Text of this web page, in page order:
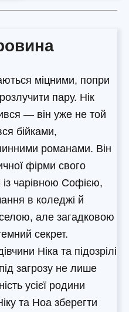
міцними, попри
пару. Нік
— він уже не той
бійками,
романами. Він
фірми свого
чарівною Софією,
в коледжі й
але загадковою
секрет.
Ніка та підозрілі
загрозу не лише
усієї родини
та Ноа зберегти